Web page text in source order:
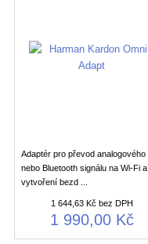
Adaptér pro převod analogového
nebo Bluetooth signálu na Wi-Fi a
vytvoření bezd ...
1 644,63 Kč bez DPH
1 990,00 Kč